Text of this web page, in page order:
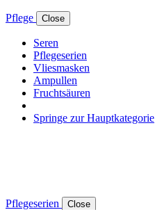
Pflege Close
Seren
Pflegeserien
Vliesmasken
Ampullen
Fruchtsäuren
Springe zur Hauptkategorie
Pflegeserien Close